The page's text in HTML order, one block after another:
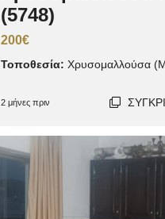
(5748)
200€
Τοποθεσία: Χρυσομαλλούσα
2 μήνες πριν